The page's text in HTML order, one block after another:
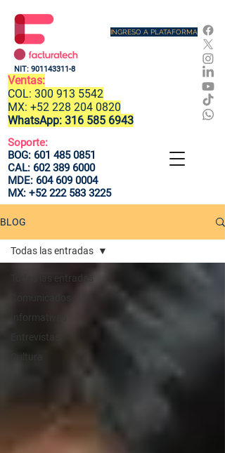
Ventas:
COL: 300 913 5542
MX: +52 228 204 0820
WhatsApp: 316 585 6943
Soporte:
BOG: 601 485 0851
CAL: 602 389 6000
MDE: 604 609 0004
MX: +52 222 583 3225
INGRESO A PLATAFORMA
NIT: 901143311-8
BLOG
Todas las entradas
Informativas
Entrevistas
Cultura
Todas las entradas